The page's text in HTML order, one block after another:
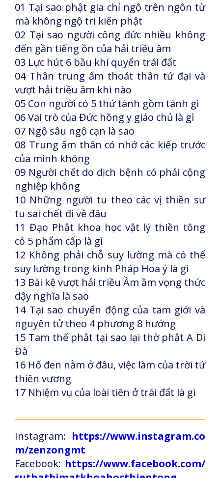
01 Tại sao phật gia chỉ ngộ trên ngôn từ
mà không ngộ tri kiến phật
02 Tại sao người công đức nhiều không
đến gần tiếng ồn của hải triều âm
03 Lực hút 6 bầu khí quyển trái đất
04 Thân trung ấm thoát thân tứ đại và
vượt hải triều âm khi nào
05 Con người có 5 thứ tánh gồm tánh gì
06 Vai trò của Đức hồng y giáo chủ là gì
07 Ngộ sâu ngộ cạn là sao
08 Trung ấm thân có nhớ các kiếp trước
của mình không
09 Người chết do dịch bệnh có phải cộng
nghiệp không
10 Những người tu theo các vị thiền sư
tu sai chết đi về đâu
11 Đạo Phật khoa học vật lý thiền tông
có 5 phẩm cấp là gì
12 Không phải chỗ suy lường mà có thể
suy lường trong kinh Pháp Hoa ý là gì
13 Bài kệ vượt hải triều Ầm ầm vọng thức
dậy nghĩa là sao
14 Tại sao chuyển động của tam giới và
nguyên tử theo 4 phương 8 hướng
15 Tam thế phật tại sao lại thờ phật A Di
Đà
16 Hố đen nằm ở đâu, việc làm của trời tứ
thiên vương
17 Nhiệm vụ của loài tiên ở trái đất là gì
Instagram: https://www.instagram.co
m/zenzongmt
Facebook: https://www.facebook.com/